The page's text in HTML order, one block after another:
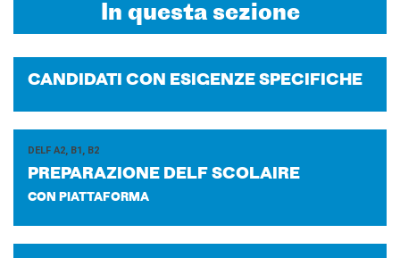
In questa sezione
CAN­DI­DA­TI CON ESI­GEN­ZE SPE­CI­FI­CHE
DELF A2, B1, B2
PRE­PA­RA­ZIO­NE DELF SCO­LAI­RE
CON PIATTAFORMA